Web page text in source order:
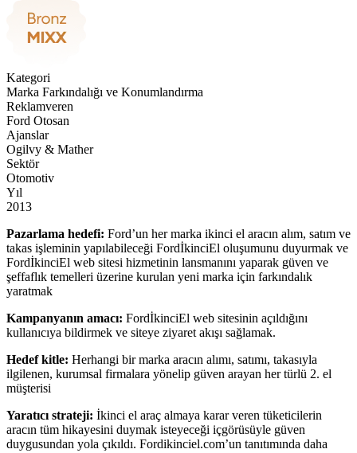
Kategori
Marka Farkındalığı ve Konumlandırma
Reklamveren
Ford Otosan
Ajanslar
Ogilvy & Mather
Sektör
Otomotiv
Yıl
2013
Pazarlama hedefi: Ford’un her marka ikinci el aracın alım, satım ve
takas işleminin yapılabileceği FordİkinciEl oluşumunu duyurmak ve
FordİkinciEl web sitesi hizmetinin lansmanını yaparak güven ve
şeffaflık temelleri üzerine kurulan yeni marka için farkındalık
yaratmak
Kampanyanın amacı: FordİkinciEl web sitesinin açıldığını
kullanıcıya bildirmek ve siteye ziyaret akışı sağlamak.
Hedef kitle: Herhangi bir marka aracın alımı, satımı, takasıyla
ilgilenen, kurumsal firmalara yönelip güven arayan her türlü 2. el
müşterisi
Yaratıcı strateji: İkinci el araç almaya karar veren tüketicilerin
aracın tüm hikayesini duymak isteyeceği içgörüsüyle güven
duygusundan yola çıkıldı. Fordikinciel.com’un tanıtımında daha